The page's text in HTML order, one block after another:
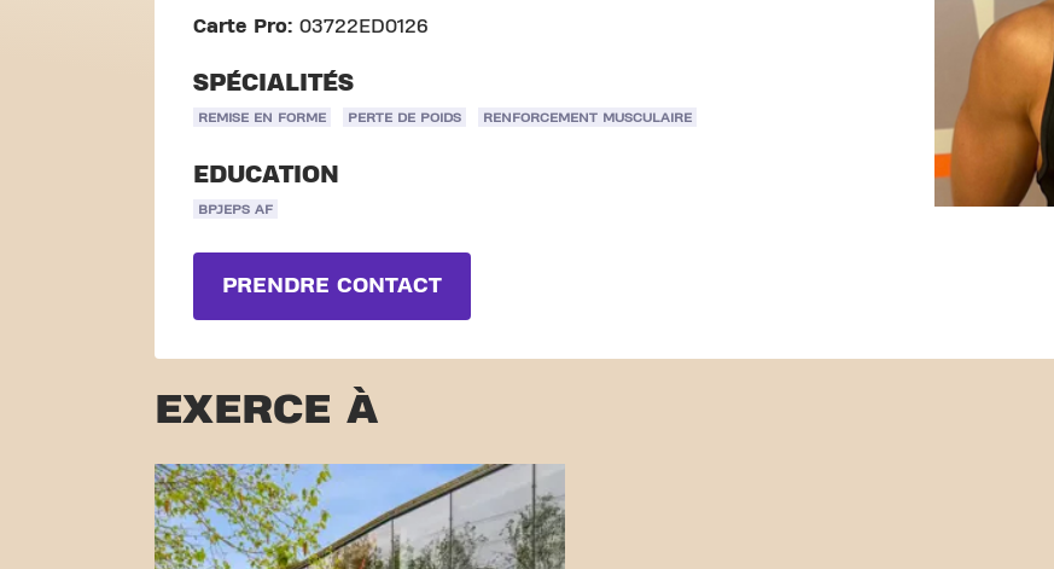
Carte Pro: 03722ED0126
SPÉCIALITÉS
REMISE EN FORME PERTE DE POIDS RENFORCEMENT MUSCULAIRE
EDUCATION
BPJEPS AF
PRENDRE CONTACT
EXERCE À